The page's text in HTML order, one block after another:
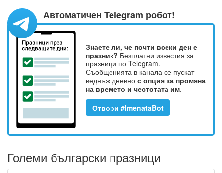
Автоматичен Telegram робот!
Знаете ли, че почти всеки ден е
празник? Безплатни известия за
празници по Telegram.
Съобщенията в канала се пускат
веднъж дневно с опция за промяна
на времето и честотата им.
Отвори #ImenataBot
Големи български празници